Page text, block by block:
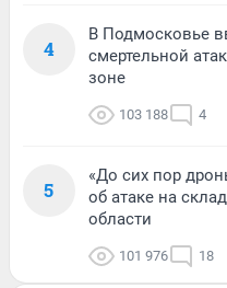
4
В Подмосковье
смертельной
зоне
103 188 4
5
«До сих пор
об атаке на
области
101 976 18